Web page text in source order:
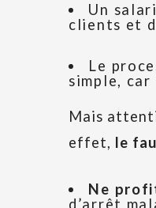
Un
clients et
Le
simple,
Mais
effet, le
Ne
d’arrêt